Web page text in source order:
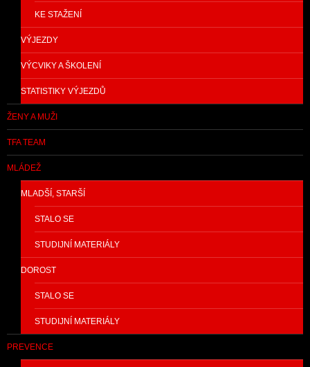
KE STAŽENÍ
VÝJEZDY
VÝCVIKY A ŠKOLENÍ
STATISTIKY VÝJEZDŮ
ŽENY A MUŽI
TFA TEAM
MLÁDEŽ
MLADŠÍ, STARŠÍ
STALO SE
STUDIJNÍ MATERIÁLY
DOROST
STALO SE
STUDIJNÍ MATERIÁLY
PREVENCE